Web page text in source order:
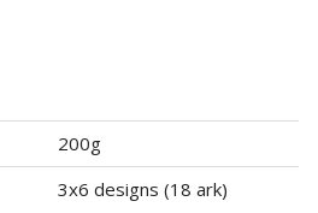
200g
3x6 designs (18 ark)